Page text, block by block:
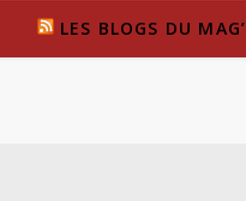
LES BLOGS DU MAG’